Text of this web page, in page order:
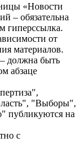
«Новости
– обязательна
гиперссылка.
от
материалов.
должна быть
абзаце
"Выборы",
публикуются на
с